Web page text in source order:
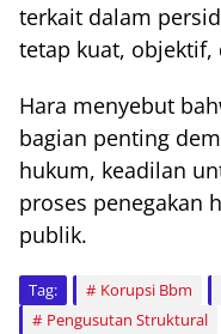
terkait dalam
tetap kuat, objektif,
Hara menyebut
bagian penting
hukum, keadilan
proses penegakan
publik.
Tag: Korupsi Bbm
Pengusutan Struktural